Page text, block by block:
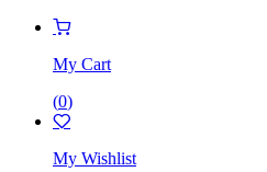
My Cart
(0)
My Wishlist